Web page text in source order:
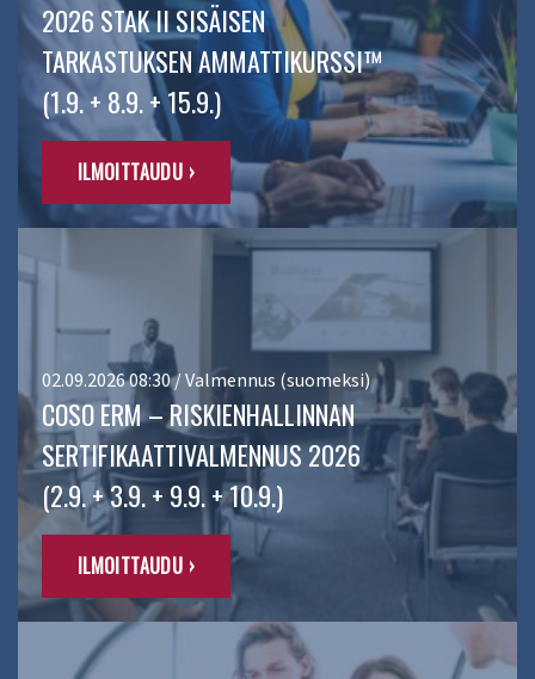
2026 STAK II SISÄISEN
TARKASTUKSEN AMMATTIKURSSI™
(1.9. + 8.9. + 15.9.)
ILMOITTAUDU ›
02.09.2026 08:30 / Valmennus (suomeksi)
COSO ERM – RISKIENHALLINNAN
SERTIFIKAATTIVALMENNUS 2026
(2.9. + 3.9. + 9.9. + 10.9.)
ILMOITTAUDU ›